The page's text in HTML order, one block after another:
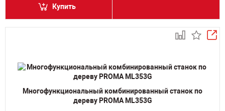
Купить
Многофункциональный комбинированный станок по
дереву PROMA ML353G